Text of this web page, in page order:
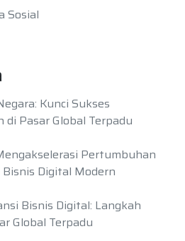
Sosial
Kunci Sukses
Pasar Global Terpadu
Pertumbuhan
Digital Modern
Bisnis Digital: Langkah
Global Terpadu